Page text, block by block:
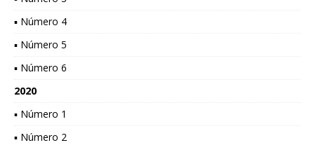
▪ Número 4
▪ Número 5
▪ Número 6
2020
▪ Número 1
▪ Número 2